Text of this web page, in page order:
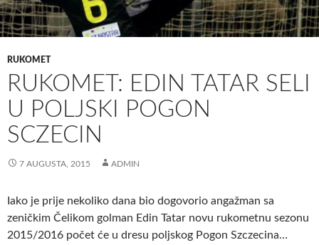
RUKOMET
RUKOMET: EDIN TATAR SELI
U POLJSKI POGON
SCZECIN
7 AUGUSTA, 2015 ADMIN
Iako je prije nekoliko dana bio dogovorio angažman sa
zeničkim Čelikom golman Edin Tatar novu rukometnu sezonu
2015/2016 počet će u dresu poljskog Pogon Szczecina…